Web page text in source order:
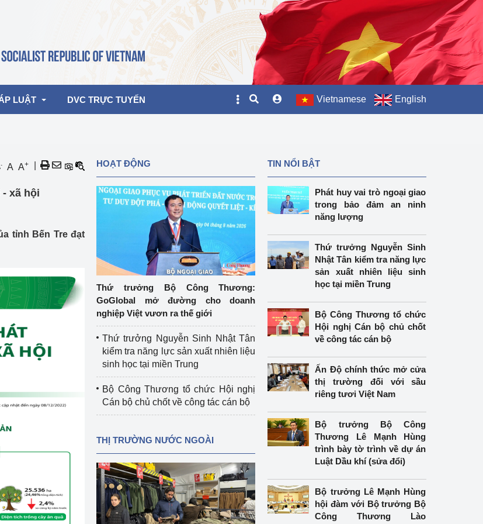
của Lãnh đạo Bộ
báo chí
sản
thẩm quyền quản lý của
cấp GCN đăng ký, hoạt
định thiết bị, dụng cụ điện
ở môi trường không có nguy
nổ
và
lượng
LUẬT DVC TRỰC TUYẾN Vietnamese English
- A A+
xã hội
tỉnh Bến Tre đạt
HOẠT ĐỘNG
Thứ trưởng Bộ Công Thương:
GoGlobal mở đường cho doanh
nghiệp Việt vươn ra thế giới
Thứ trưởng Nguyễn Sinh Nhật Tân
kiểm tra năng lực sản xuất nhiên liệu
sinh học tại miền Trung
Bộ Công Thương tổ chức Hội nghị
Cán bộ chủ chốt về công tác cán bộ
THỊ TRƯỜNG NƯỚC NGOÀI
TIN NỔI BẬT
Phát huy vai trò ngoại giao
trong bảo đảm an ninh
năng lượng
Thứ trưởng Nguyễn Sinh
Nhật Tân kiểm tra năng lực
sản xuất nhiên liệu sinh
học tại miền Trung
Bộ Công Thương tổ chức
Hội nghị Cán bộ chủ chốt
về công tác cán bộ
Ấn Độ chính thức mở cửa
thị trường đối với sầu
riêng tươi Việt Nam
Bộ trưởng Bộ Công
Thương Lê Mạnh Hùng
trình bày tờ trình về dự án
Luật Dầu khí (sửa đổi)
Bộ trưởng Lê Mạnh Hùng
hội đàm với Bộ trưởng Bộ
Công Thương Lào